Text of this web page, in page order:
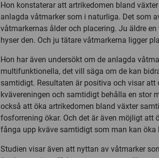
Hon konstaterar att artrikedomen bland
anlagda våtmarker som i naturliga. Det som
våtmarkernas ålder och placering. Ju äldre
hyser den. Och ju tätare våtmarkerna ligger
Hon har även undersökt om de anlagda
multifunktionella, det vill säga om de kan
samtidigt. Resultaten är positiva och visar att
kvävereningen och samtidigt behålla en stor
också att öka artrikedomen bland växter
fosforrening ökar. Och det är även möjligt att
fånga upp kväve samtidigt som man kan
Studien visar även att nyttan av våtmarker